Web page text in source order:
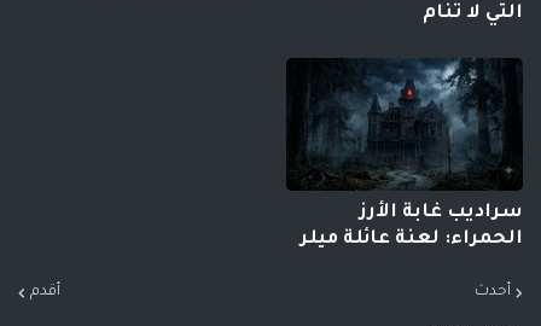
التي لا تنام
سراديب غابة الأرز
الحمراء: لعنة عائلة ميلر
أحدث أقدم